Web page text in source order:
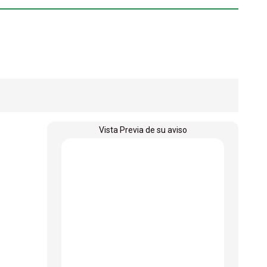
Vista Previa de su aviso